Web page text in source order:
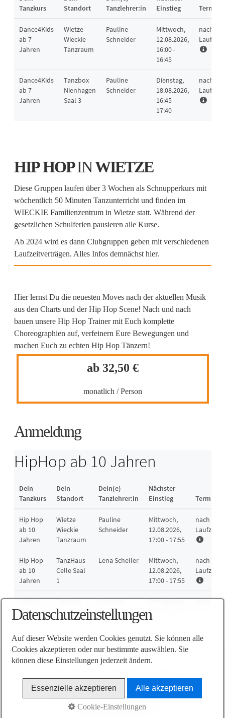
HIP HOPINWIETZE
Diese Gruppen laufen über 3 Wochen als Schnupperkurs mit
wöchentlich 50 Minuten Tanzunterricht und finden im
WIECKIE Familienzentrum in Wietze statt. Während der
gesetzlichen Schulferien pausieren alle Kurse.
Ab 2024 wird es dann Clubgruppen geben mit verschiedenen
Laufzeitverträgen. Alles Infos demnächst hier.
Hier lernst Du die neuesten Moves nach der aktuellen Musik
aus den Charts und der Hip Hop Scene! Nach und nach
bauen unsere Hip Hop Trainer mit Euch komplette
Choreographien auf, verfeinern Eure Bewegungen und
machen Euch zu echten Hip Hop Tänzern!
ab 32,50 €
monatlich / Person
Anmeldung
AGB Impressum Datenschutz Kontakt
© 2026 TanzHaus Celle
Datenschutzeinstellungen
Auf dieser Website werden Cookies genutzt. Sie können alle
Cookies akzeptieren oder nur bestimmte auswählen. Sie
können diese Einstellungen jederzeit ändern.
Essenzielle akzeptieren Alle akzeptieren
Cookie-Einstellungen